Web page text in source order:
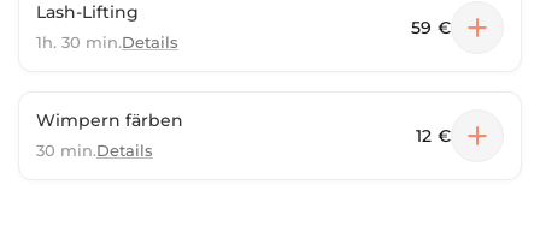
Lash-Lifting
1h. 30 min.Details
59 €
Wimpern färben
30 min.Details
12 €